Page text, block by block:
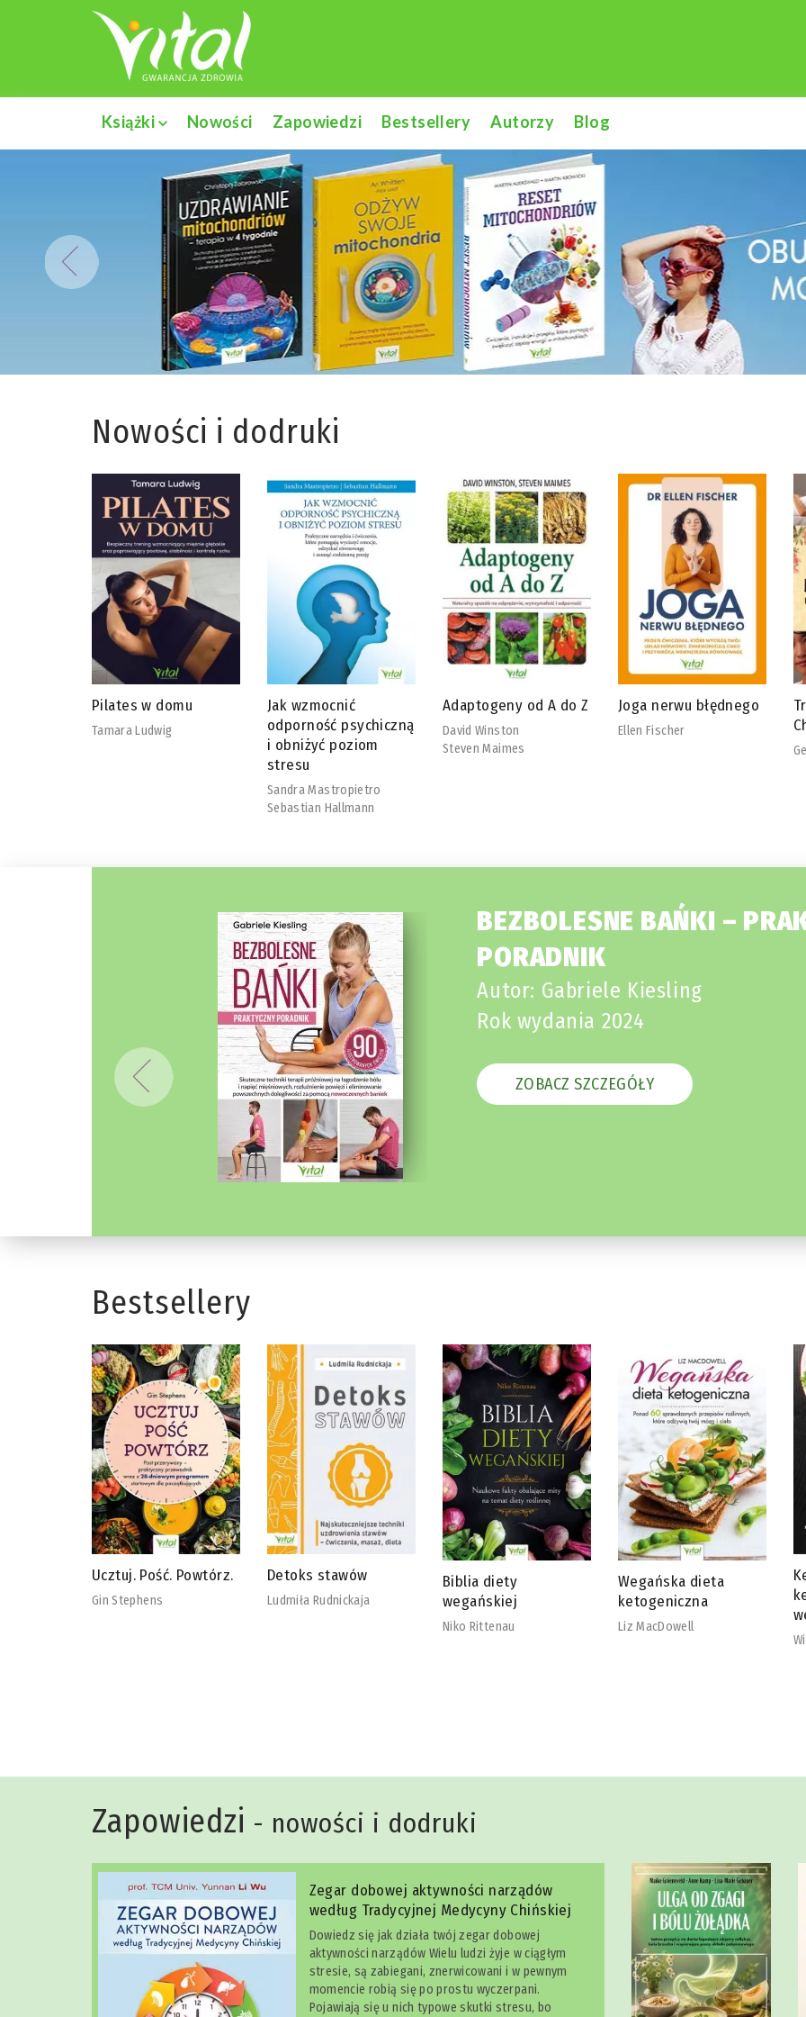
Książki Nowości Zapowiedzi Bestsellery Autorzy Blog
Nowości i dodruki
Jak wzmocnić
odporność psychiczną
Adaptogeny od A do Z
David Winston
Steven Maimes
Joga nerwu błędnego
Ellen Fischer
Tradycyjna Medycyna
Chińska
BEZBOLESNE BAŃKI –
PORADNIK
Autor: Gabriele Kiesling
Rok wydania 2024
ZOBACZ SZCZEGÓŁY
Bestsellery
Detoks stawów
Ludmiła Rudnickaja
Biblia diety
wegańskiej
Wegańska dieta
ketogeniczna
Liz MacDowell
Ketotarianin – dieta
ketogeniczna dla
wegetarian
Zapowiedzi - nowości i dodruki
Zegar dobowej aktywności narządów
według Tradycyjnej Medycyny Chińskiej
Dowiedz się jak działa twój zegar dobowej
aktywności narządów Wielu ludzi żyje w ciągłym
stresie, są zabiegani, znerwicowani i w pewnym
momencie robią się po prostu wyczerpani.
Pojawiają się u nich typowe skutki stresu, bo